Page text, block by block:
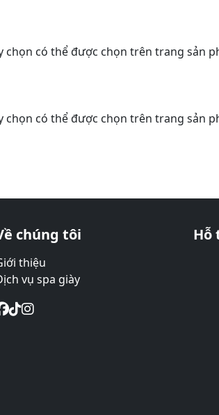
chọn có thể được chọn trên trang sản
chọn có thể được chọn trên trang sản
chúng tôi
thiệu
vụ spa giày
Hỗ